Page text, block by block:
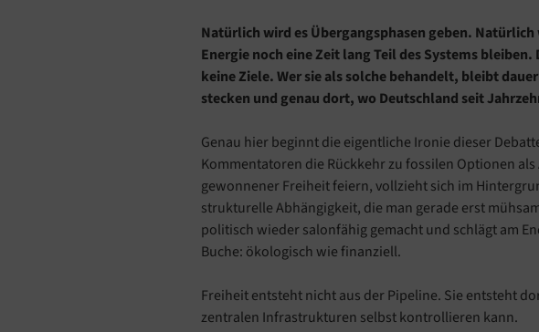
Natürlich wird es Übergangsphasen geben.
Energie noch eine Zeit lang Teil des Systems bleiben.
keine Ziele. Wer sie als solche behandelt, bleibt
stecken und genau dort, wo Deutschland seit
Genau hier beginnt die eigentliche Ironie dieser
Kommentatoren die Rückkehr zu fossilen Optionen
gewonnener Freiheit feiern, vollzieht sich im
strukturelle Abhängigkeit, die man gerade erst
politisch wieder salonfähig gemacht und schlägt am
Buche: ökologisch wie finanziell.
Freiheit entsteht nicht aus der Pipeline. Sie entsteht
zentralen Infrastrukturen selbst kontrollieren kann.